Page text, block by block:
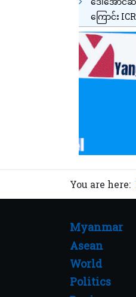
ကြောင်း
You are here:
Myanmar
Asean
World
Politics